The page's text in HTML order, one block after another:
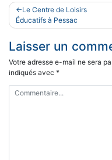
Navigation
de
l’article
Le Centre de Loisirs
Éducatifs à Pessac
Laisser un
Votre adresse e-mail ne sera
indiqués avec *